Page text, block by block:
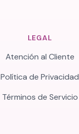
LEGAL
Atención al Cliente
Política de Privacidad
Términos de Servicio